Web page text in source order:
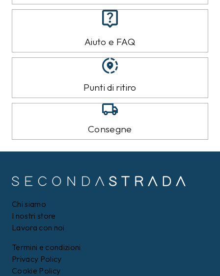
Aiuto e FAQ
Punti di ritiro
Consegne
Chi siamo
I nostri store
Lavora con noi
Termini e condizioni
Privacy Policy
Cookie Policy